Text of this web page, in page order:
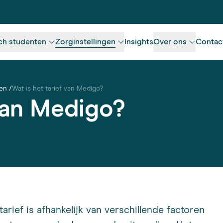
studenten Zorginstellingen InsightsOver ons
Wat is het tarief van Medigo?
Medigo?
is afhankelijk van verschillende factoren